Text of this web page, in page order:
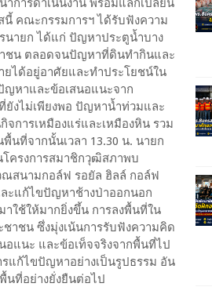
การดำเนินงาน พร้อมแลกเปลี่ยน
คณะกรรมการฯ ได้รับฟังความ
นายก ได้แก่ ปัญหาประตูน้ำบาง
ชน ตลอดจนปัญหาที่ดินทำกินและ
ได้อยู่อาศัยและทำประโยชน์ใน
ญหาและข้อเสนอแนะจาก
ยังไม่เพียงพอ ปัญหาน้ำท่วมและ
จการเหมืองแร่และเหมืองหิน รวม
ที่จากนั้นเวลา 13.30 น. นายก
ครงการสมาชิกวุฒิสภาพบ
สนามกอล์ฟ รอยัล ฮิลล์ กอล์ฟ
ะแก้ไขปัญหาช้างป่าออกนอก
าใช้ให้มากยิ่งขึ้น การลงพื้นที่ใน
าชน ซึ่งมุ่งเน้นการรับฟังความคิด
แนะ และข้อเท็จจริงจากพื้นที่ไป
แก้ไขปัญหาอย่างเป็นรูปธรรม อัน
นที่อย่างยั่งยืนต่อไป